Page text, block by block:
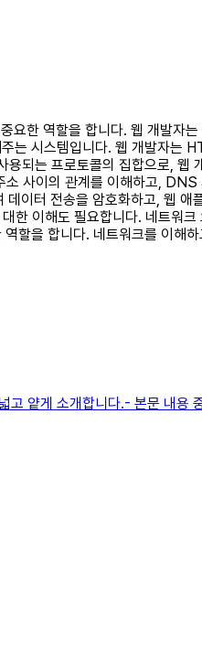
요한 역할을 합니다. 웹 개발자
주는 시스템입니다. 웹 개발자
는 프로토콜의 집합으로, 웹
사이의 관계를 이해하고,
이터 전송을 암호화하고, 웹 애
한 이해도 필요합니다. 네트워
할을 합니다. 네트워크를 이해
고 얕게 소개합니다.- 본문 내용